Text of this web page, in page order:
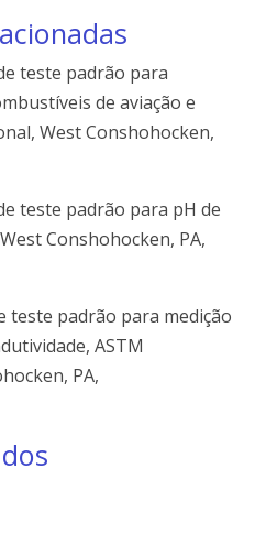
teste padrão para
de aviação e
West Conshohocken,
teste padrão para pH de
Conshohocken, PA,
teste padrão para medição
ASTM
PA,